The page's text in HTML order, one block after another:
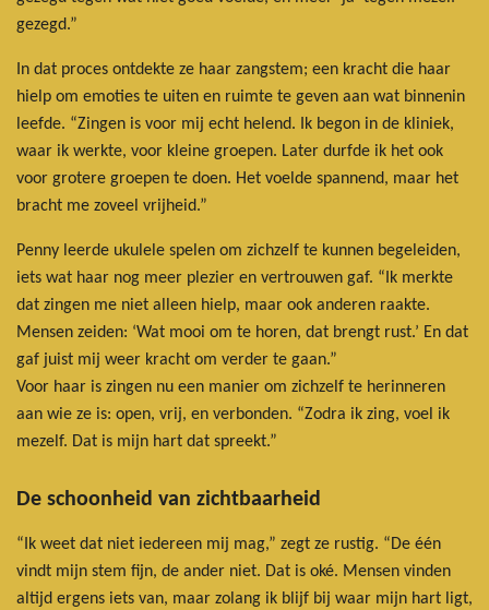
gezegd.”
In dat proces ontdekte ze haar zangstem; een kracht die haar
hielp om emoties te uiten en ruimte te geven aan wat binnenin
leefde. “Zingen is voor mij echt helend. Ik begon in de kliniek,
waar ik werkte, voor kleine groepen. Later durfde ik het ook
voor grotere groepen te doen. Het voelde spannend, maar het
bracht me zoveel vrijheid.”
Penny leerde ukulele spelen om zichzelf te kunnen begeleiden,
iets wat haar nog meer plezier en vertrouwen gaf. “Ik merkte
dat zingen me niet alleen hielp, maar ook anderen raakte.
Mensen zeiden: ‘Wat mooi om te horen, dat brengt rust.’ En dat
gaf juist mij weer kracht om verder te gaan.”
Voor haar is zingen nu een manier om zichzelf te herinneren
aan wie ze is: open, vrij, en verbonden. “Zodra ik zing, voel ik
mezelf. Dat is mijn hart dat spreekt.”
De schoonheid van zichtbaarheid
“Ik weet dat niet iedereen mij mag,” zegt ze rustig. “De één
vindt mijn stem fijn, de ander niet. Dat is oké. Mensen vinden
altijd ergens iets van, maar zolang ik blijf bij waar mijn hart ligt,